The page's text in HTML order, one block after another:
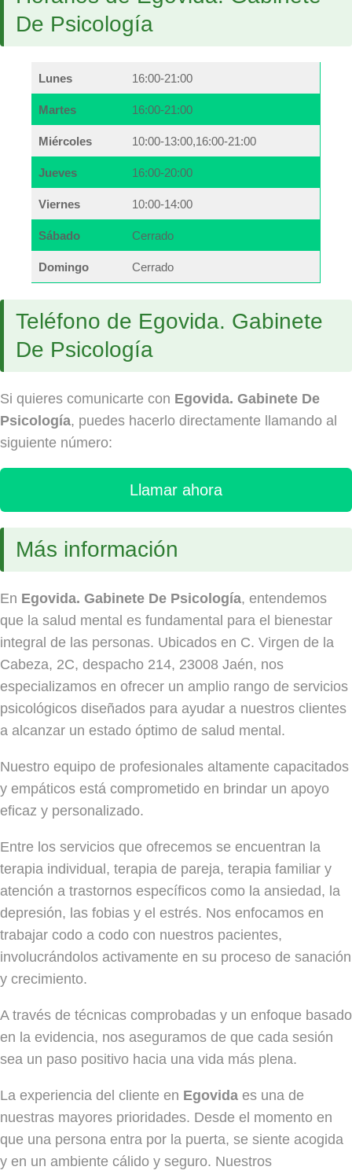
De Psicología
Lunes 16:00-21:00
Martes 16:00-21:00
Miércoles 10:00-13:00,16:00-21:00
Jueves 16:00-20:00
Viernes 10:00-14:00
Sábado Cerrado
Domingo Cerrado
Teléfono de Egovida. Gabinete
De Psicología
Si quieres comunicarte con Egovida. Gabinete De
Psicología, puedes hacerlo directamente llamando al
siguiente número:
Llamar ahora
Más información
En Egovida. Gabinete De Psicología, entendemos
que la salud mental es fundamental para el bienestar
integral de las personas. Ubicados en C. Virgen de la
Cabeza, 2C, despacho 214, 23008 Jaén, nos
especializamos en ofrecer un amplio rango de servicios
psicológicos diseñados para ayudar a nuestros clientes
a alcanzar un estado óptimo de salud mental.
Nuestro equipo de profesionales altamente capacitados
y empáticos está comprometido en brindar un apoyo
eficaz y personalizado.
Entre los servicios que ofrecemos se encuentran la
terapia individual, terapia de pareja, terapia familiar y
atención a trastornos específicos como la ansiedad, la
depresión, las fobias y el estrés. Nos enfocamos en
trabajar codo a codo con nuestros pacientes,
involucrándolos activamente en su proceso de sanación
y crecimiento.
A través de técnicas comprobadas y un enfoque basado
en la evidencia, nos aseguramos de que cada sesión
sea un paso positivo hacia una vida más plena.
La experiencia del cliente en Egovida es una de
nuestras mayores prioridades. Desde el momento en
que una persona entra por la puerta, se siente acogida
y en un ambiente cálido y seguro. Nuestros